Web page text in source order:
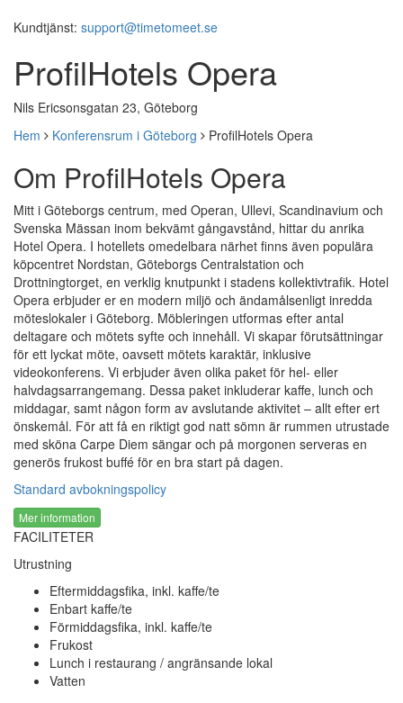
Kundtjänst: support@timetomeet.se
ProfilHotels Opera
Nils Ericsonsgatan 23, Göteborg
Hem
Konferensrum i Göteborg ProfilHotels Opera
Om ProfilHotels Opera
Mitt i Göteborgs centrum, med Operan, Ullevi, Scandinavium och
Svenska Mässan inom bekvämt gångavstånd, hittar du anrika
Hotel Opera. I hotellets omedelbara närhet finns även populära
köpcentret Nordstan, Göteborgs Centralstation och
Drottningtorget, en verklig knutpunkt i stadens kollektivtrafik. Hotel
Opera erbjuder er en modern miljö och ändamålsenligt inredda
möteslokaler i Göteborg. Möbleringen utformas efter antal
deltagare och mötets syfte och innehåll. Vi skapar förutsättningar
för ett lyckat möte, oavsett mötets karaktär, inklusive
videokonferens. Vi erbjuder även olika paket för hel- eller
halvdagsarrangemang. Dessa paket inkluderar kaffe, lunch och
middagar, samt någon form av avslutande aktivitet – allt efter ert
önskemål. För att få en riktigt god natt sömn är rummen utrustade
med sköna Carpe Diem sängar och på morgonen serveras en
generös frukost buffé för en bra start på dagen.
Standard avbokningspolicy
Mer information
FACILITETER
Utrustning
Eftermiddagsfika, inkl. kaffe/te
Enbart kaffe/te
Förmiddagsfika, inkl. kaffe/te
Frukost
Lunch i restaurang / angränsande lokal
Vatten